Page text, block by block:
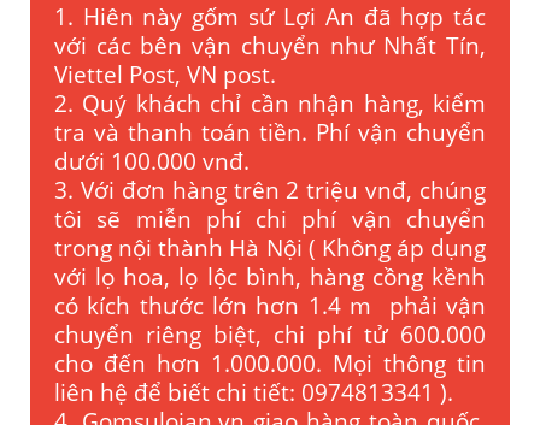
1. Hiên này gốm sứ Lợi An đã hợp tác
với các bên vận chuyển như Nhất Tín,
Viettel Post, VN post.
2. Quý khách chỉ cần nhận hàng, kiểm
tra và thanh toán tiền. Phí vận chuyển
dưới 100.000 vnđ.
3. Với đơn hàng trên 2 triệu vnđ, chúng
tôi sẽ miễn phí chi phí vận chuyển
trong nội thành Hà Nội ( Không áp dụng
với lọ hoa, lọ lộc bình, hàng cồng kềnh
có kích thước lớn hơn 1.4 m phải vận
chuyển riêng biệt, chi phí tử 600.000
cho đến hơn 1.000.000. Mọi thông tin
liên hệ để biết chi tiết: 0974813341 ).